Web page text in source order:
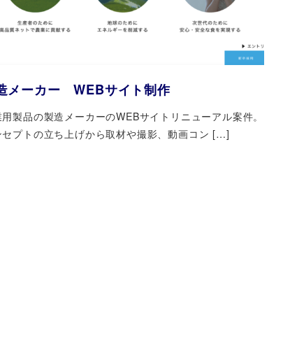
メーカー WEBサイト制作
用製品の製造メーカーのWEBサイトリニューアル案件。
セプトの立ち上げから取材や撮影、動画コン […]